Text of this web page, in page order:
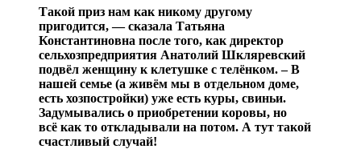
Такой приз нам как никому другому
пригодится, — сказала Татьяна
Константиновна после того, как директор
сельхозпредприятия Анатолий Шкляревский
подвёл женщину к клетушке с телёнком. – В
нашей семье (а живём мы в отдельном доме,
есть хозпостройки) уже есть куры, свиньи.
Задумывались о приобретении коровы, но
всё как то откладывали на потом. А тут такой
счастливый случай!